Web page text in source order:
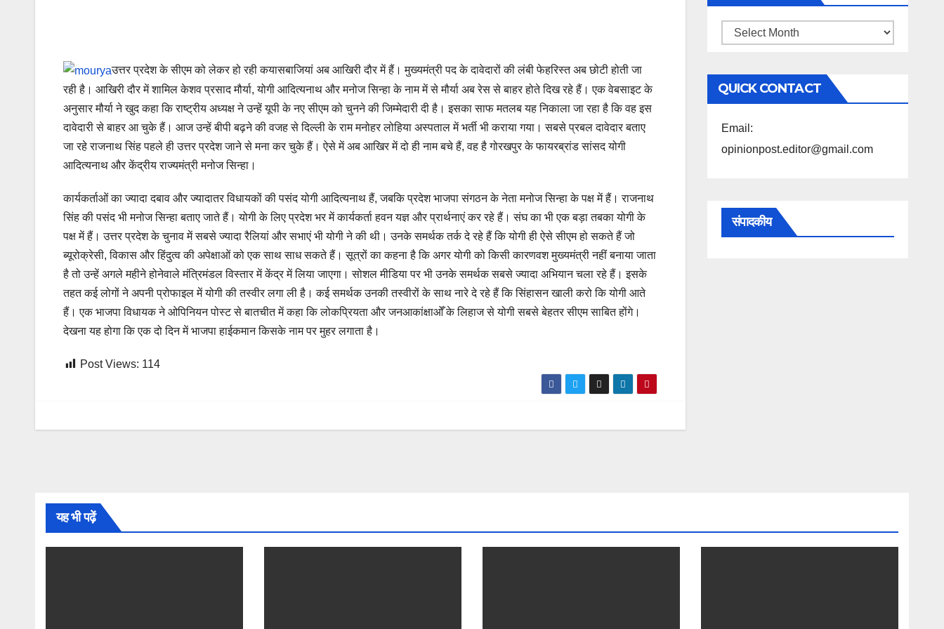
उत्तर प्रदेश के सीएम को लेकर हो रही कयासबाजियां अब आखिरी दौर में हैं। मुख्यमंत्री पद के दावेदारों की लंबी फेहरिस्त अब छोटी होती जा
रही है। आखिरी दौर में शामिल केशव प्रसाद मौर्या, योगी आदित्यनाथ और मनोज सिन्हा के नाम में से मौर्या अब रेस से बाहर होते दिख रहे हैं। एक वेबसाइट के
अनुसार मौर्या ने खुद कहा कि राष्ट्रीय अध्यक्ष ने उन्हें यूपी के नए सीएम को चुनने की जिम्मेदारी दी है। इसका साफ मतलब यह निकाला जा रहा है कि वह इस
दावेदारी से बाहर आ चुके हैं। आज उन्हें बीपी बढ़ने की वजह से दिल्ली के राम मनोहर लोहिया अस्पताल में भर्ती भी कराया गया। सबसे प्रबल दावेदार बताए
जा रहे राजनाथ सिंह पहले ही उत्तर प्रदेश जाने से मना कर चुके हैं। ऐसे में अब आखिर में दो ही नाम बचे हैं, वह है गोरखपुर के फायरब्रांड सांसद योगी
आदित्यनाथ और केंद्रीय राज्यमंत्री मनोज सिन्हा।
कार्यकर्ताओं का ज्यादा दबाव और ज्यादातर विधायकों की पसंद योगी आदित्यनाथ हैं, जबकि प्रदेश भाजपा संगठन के नेता मनोज सिन्हा के पक्ष में हैं। राजनाथ
सिंह की पसंद भी मनोज सिन्हा बताए जाते हैं। योगी के लिए प्रदेश भर में कार्यकर्ता हवन यज्ञ और प्रार्थनाएं कर रहे हैं। संघ का भी एक बड़ा तबका योगी के
पक्ष में हैं। उत्तर प्रदेश के चुनाव में सबसे ज्यादा रैलियां और सभाएं भी योगी ने की थी। उनके समर्थक तर्क दे रहे हैं कि योगी ही ऐसे सीएम हो सकते हैं जो
ब्यूरोक्रेसी, विकास और हिंदुत्व की अपेक्षाओं को एक साथ साध सकते हैं। सूत्रों का कहना है कि अगर योगी को किसी कारणवश मुख्यमंत्री नहीं बनाया जाता
है तो उन्हें अगले महीने होनेवाले मंत्रिमंडल विस्तार में केंद्र में लिया जाएगा। सोशल मीडिया पर भी उनके समर्थक सबसे ज्यादा अभियान चला रहे हैं। इसके
तहत कई लोगों ने अपनी प्रोफाइल में योगी की तस्वीर लगा ली है। कई समर्थक उनकी तस्वीरों के साथ नारे दे रहे हैं कि सिंहासन खाली करो कि योगी आते
हैं। एक भाजपा विधायक ने ओपिनियन पोस्ट से बातचीत में कहा कि लोकप्रियता और जनआकांक्षाओँ के लिहाज से योगी सबसे बेहतर सीएम साबित होंगे।
देखना यह होगा कि एक दो दिन में भाजपा हाईकमान किसके नाम पर मुहर लगाता है।
Post Views: 114
महिने
अनुसार
पढ़ें
QUICK CONTACT
Email:
opinionpost.editor@gmail.com
संपादकीय
यह भी पढ़ें